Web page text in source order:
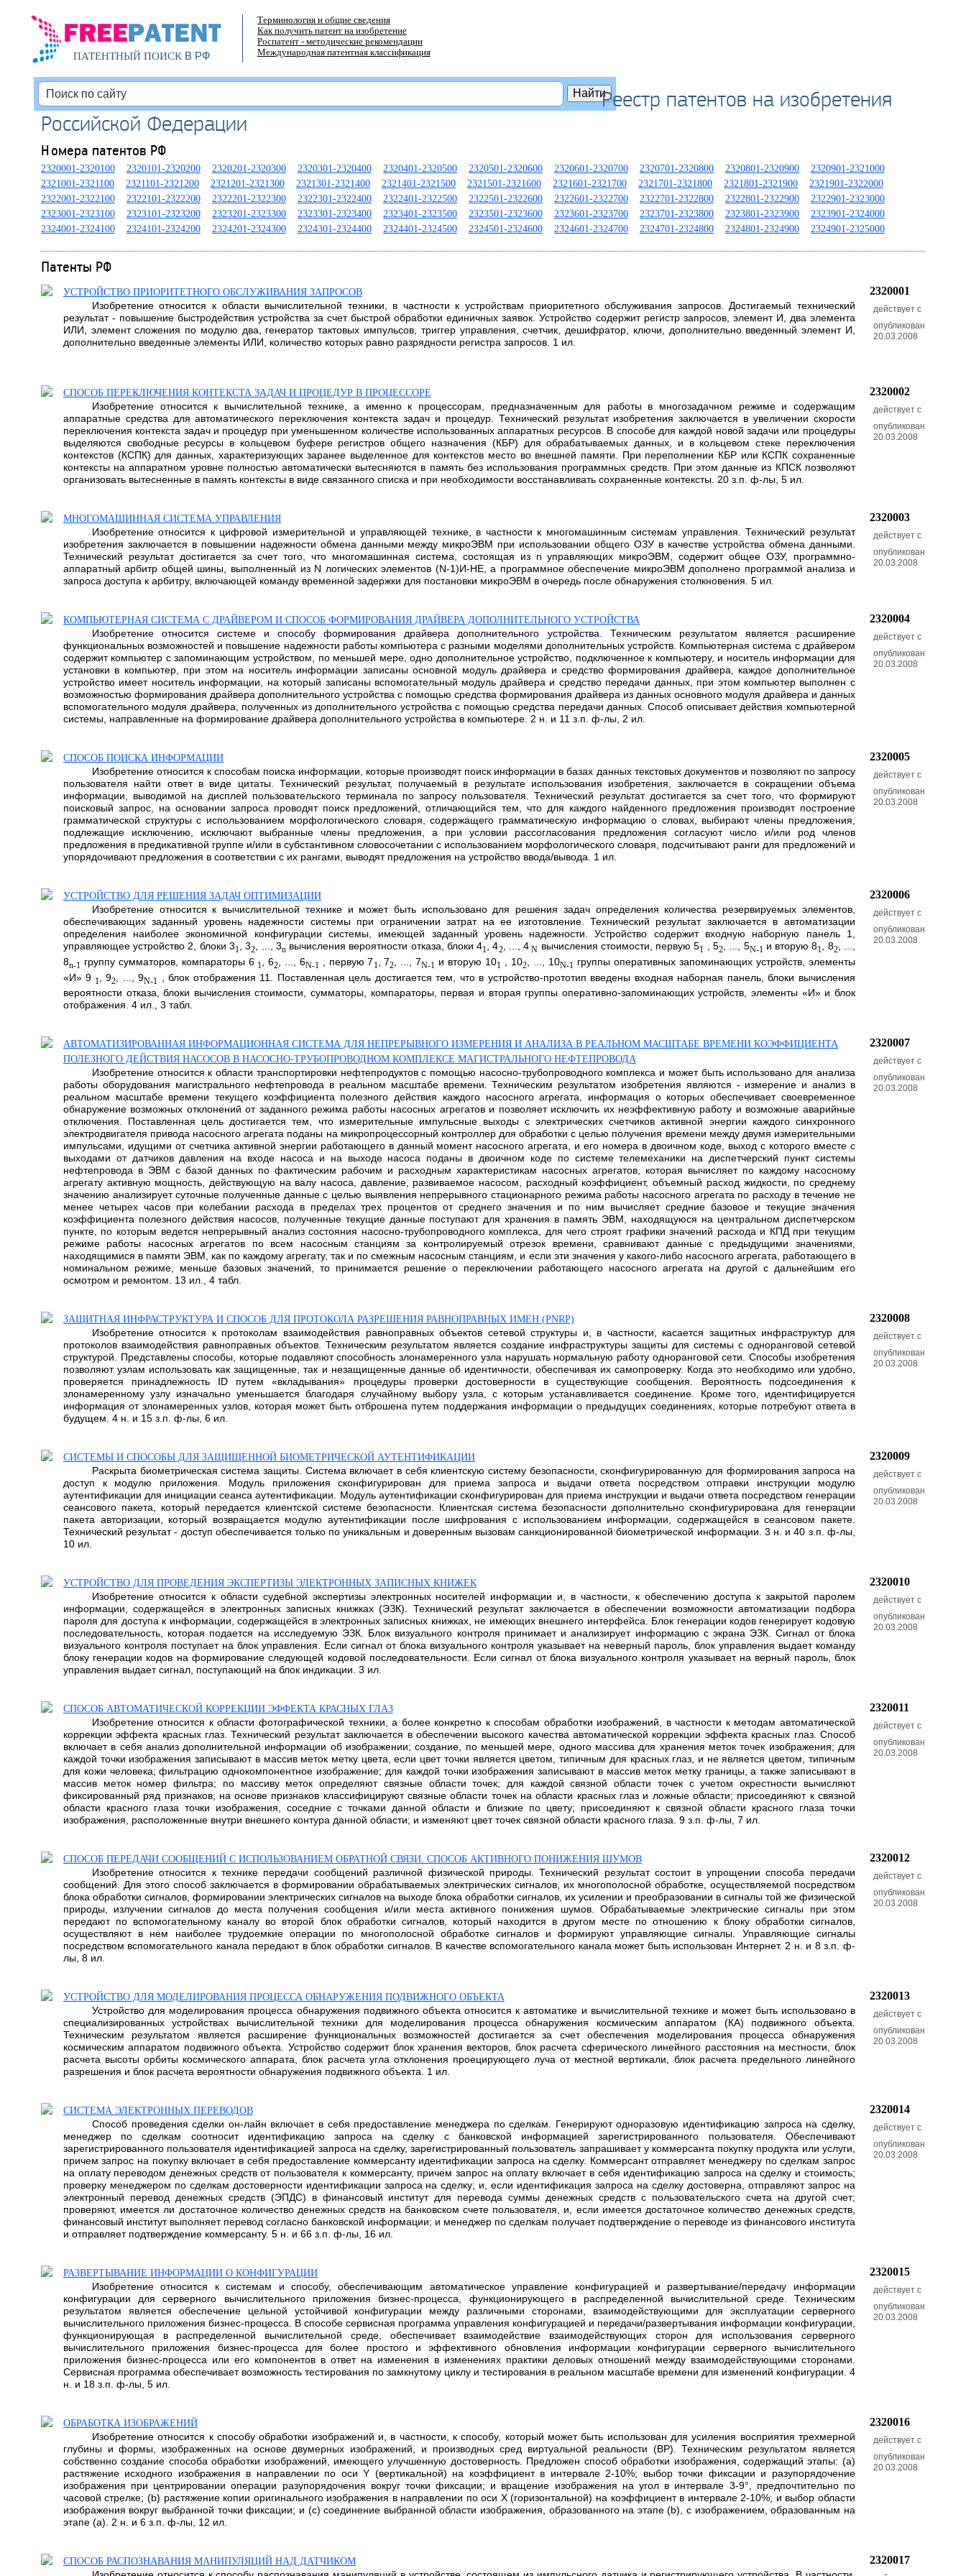
ПАТЕНТНЫЙ ПОИСКВ РФ
Терминология и общие сведения
Как получить патент на изобретение
Роспатент - методические рекомендации
Международная патентная классификация
Реестр патентов на изобретения
Российской Федерации
Номера патентов РФ
2320001-2320100 2320101-2320200 2320201-2320300 2320301-2320400 2320401-2320500 2320501-2320600 2320601-2320700 2320701-2320800 2320801-2320900
2320901-2321000
2321001-2321100
2321101-2321200 2321201-2321300 2321301-2321400 2321401-2321500 2321501-2321600 2321601-2321700 2321701-2321800 2321801-2321900
2321901-2322000
2322001-2322100
2322101-2322200 2322201-2322300 2322301-2322400 2322401-2322500 2322501-2322600 2322601-2322700 2322701-2322800 2322801-2322900
2322901-2323000
2323001-2323100
2323101-2323200 2323201-2323300 2323301-2323400 2323401-2323500 2323501-2323600 2323601-2323700 2323701-2323800 2323801-2323900
2323901-2324000
2324001-2324100
2324101-2324200 2324201-2324300 2324301-2324400 2324401-2324500 2324501-2324600 2324601-2324700 2324701-2324800 2324801-2324900 2324901-2325000
Патенты РФ
УСТРОЙСТВО ПРИОРИТЕТНОГО ОБСЛУЖИВАНИЯ ЗАПРОСОВ
Изобретение относится к области вычислительной техники, в частности к устройствам приоритетного обслуживания запросов. Достигаемый технический
результат - повышение быстродействия устройства за счет быстрой обработки единичных заявок. Устройство содержит регистр запросов, элемент И, два элемента
ИЛИ, элемент сложения по модулю два, генератор тактовых импульсов, триггер управления, счетчик, дешифратор, ключи, дополнительно введенный элемент И,
дополнительно введенные элементы ИЛИ, количество которых равно разрядности регистра запросов. 1 ил.
2320001
действует с
опубликован
20.03.2008
СПОСОБ ПЕРЕКЛЮЧЕНИЯ КОНТЕКСТА ЗАДАЧ И ПРОЦЕДУР В ПРОЦЕССОРЕ
Изобретение относится к вычислительной технике, а именно к процессорам, предназначенным для работы в многозадачном режиме и содержащим
аппаратные средства для автоматического переключения контекста задач и процедур. Технический результат изобретения заключается в увеличении скорости
переключения контекста задач и процедур при уменьшенном количестве использованных аппаратных ресурсов. В способе для каждой новой задачи или процедуры
выделяются свободные ресурсы в кольцевом буфере регистров общего назначения (КБР) для обрабатываемых данных, и в кольцевом стеке переключения
контекстов (КСПК) для данных, характеризующих заранее выделенное для контекстов место во внешней памяти. При переполнении КБР или КСПК сохраненные
контексты на аппаратном уровне полностью автоматически вытесняются в память без использования программных средств. При этом данные из КПСК позволяют
организовать вытесненные в память контексты в виде связанного списка и при необходимости восстанавливать сохраненные контексты. 20 з.п. ф-лы, 5 ил.
2320002
действует с
опубликован
20.03.2008
МНОГОМАШИННАЯ СИСТЕМА УПРАВЛЕНИЯ
Изобретение относится к цифровой измерительной и управляющей технике, в частности к многомашинным системам управления. Технический результат
изобретения заключается в повышении надежности обмена данными между микроЭВМ при использовании общего ОЗУ в качестве устройства обмена данными.
Технический результат достигается за счет того, что многомашинная система, состоящая из n управляющих микроЭВМ, содержит общее ОЗУ, программно-
аппаратный арбитр общей шины, выполненный из N логических элементов (N-1)И-HE, а программное обеспечение микроЭВМ дополнено программой анализа и
запроса доступа к арбитру, включающей команду временной задержки для постановки микроЭВМ в очередь после обнаружения столкновения. 5 ил.
2320003
действует с
опубликован
20.03.2008
КОМПЬЮТЕРНАЯ СИСТЕМА С ДРАЙВЕРОМ И СПОСОБ ФОРМИРОВАНИЯ ДРАЙВЕРА ДОПОЛНИТЕЛЬНОГО УСТРОЙСТВА
Изобретение относится системе и способу формирования драйвера дополнительного устройства. Техническим результатом является расширение
функциональных возможностей и повышение надежности работы компьютера с разными моделями дополнительных устройств. Компьютерная система с драйвером
содержит компьютер с запоминающим устройством, по меньшей мере, одно дополнительное устройство, подключенное к компьютеру, и носитель информации для
установки в компьютер, при этом на носитель информации записаны основной модуль драйвера и средство формирования драйвера, каждое дополнительное
устройство имеет носитель информации, на который записаны вспомогательный модуль драйвера и средство передачи данных, при этом компьютер выполнен с
возможностью формирования драйвера дополнительного устройства с помощью средства формирования драйвера из данных основного модуля драйвера и данных
вспомогательного модуля драйвера, полученных из дополнительного устройства с помощью средства передачи данных. Способ описывает действия компьютерной
системы, направленные на формирование драйвера дополнительного устройства в компьютере. 2 н. и 11 з.п. ф-лы, 2 ил.
2320004
действует с
опубликован
20.03.2008
СПОСОБ ПОИСКА ИНФОРМАЦИИ
Изобретение относится к способам поиска информации, которые производят поиск информации в базах данных текстовых документов и позволяют по запросу
пользователя найти ответ в виде цитаты. Технический результат, получаемый в результате использования изобретения, заключается в сокращении объема
информации, выводимой на дисплей пользовательского терминала по запросу пользователя. Технический результат достигается за счет того, что формируют
поисковый запрос, на основании запроса проводят поиск предложений, отличающийся тем, что для каждого найденного предложения производят построение
грамматической структуры с использованием морфологического словаря, содержащего грамматическую информацию о словах, выбирают члены предложения,
подлежащие исключению, исключают выбранные члены предложения, а при условии рассогласования предложения согласуют число и/или род членов
предложения в предикативной группе и/или в субстантивном словосочетании с использованием морфологического словаря, подсчитывают ранги для предложений и
упорядочивают предложения в соответствии с их рангами, выводят предложения на устройство ввода/вывода. 1 ил.
2320005
действует с
опубликован
20.03.2008
УСТРОЙСТВО ДЛЯ РЕШЕНИЯ ЗАДАЧ ОПТИМИЗАЦИИ
Изобретение относится к вычислительной технике и может быть использовано для решения задач определения количества резервируемых элементов,
обеспечивающих заданный уровень надежности системы при ограничении затрат на ее изготовление. Технический результат заключается в автоматизации
определения наиболее экономичной конфигурации системы, имеющей заданный уровень надежности. Устройство содержит входную наборную панель 1,
управляющее устройство 2, блоки 31 , 32 , ..., 3n вычисления вероятности отказа, блоки 41 , 42, ..., 4 N вычисления стоимости, первую 51 , 52 , ..., 5N-1 и вторую 81 , 82, ...,
8n-1 группу сумматоров, компараторы 61 , 62, ..., 6N-1 , первую 7 1 , 72 , ..., 7N-1 и вторую 101 , 102 , ..., 10N-1
группы оперативных запоминающих устройств, элементы
«И» 9 1 , 92 , ..., 9N-1
, блок отображения 11. Поставленная цель достигается тем, что в устройство-прототип введены входная наборная панель, блоки вычисления
вероятности отказа, блоки вычисления стоимости, сумматоры, компараторы, первая и вторая группы оперативно-запоминающих устройств, элементы «И» и блок
отображения. 4 ил., 3 табл.
2320006
действует с
опубликован
20.03.2008
АВТОМАТИЗИРОВАННАЯ ИНФОРМАЦИОННАЯ СИСТЕМА ДЛЯ НЕПРЕРЫВНОГО ИЗМЕРЕНИЯ И АНАЛИЗА В РЕАЛЬНОМ МАСШТАБЕ ВРЕМЕНИ КОЭФФИЦИЕНТА
ПОЛЕЗНОГО ДЕЙСТВИЯ НАСОСОВ В НАСОСНО-ТРУБОПРОВОДНОМ КОМПЛЕКСЕ МАГИСТРАЛЬНОГО НЕФТЕПРОВОДА
Изобретение относится к области транспортировки нефтепродуктов с помощью насосно-трубопроводного комплекса и может быть использовано для анализа
работы оборудования магистрального нефтепровода в реальном масштабе времени. Техническим результатом изобретения являются - измерение и анализ в
реальном масштабе времени текущего коэффициента полезного действия каждого насосного агрегата, информация о которых обеспечивает своевременное
обнаружение возможных отклонений от заданного режима работы насосных агрегатов и позволяет исключить их неэффективную работу и возможные аварийные
отключения. Поставленная цель достигается тем, что измерительные импульсные выходы с электрических счетчиков активной энергии каждого синхронного
электродвигателя привода насосного агрегата поданы на микропроцессорный контроллер для обработки с целью получения времени между двумя измерительными
импульсами, идущими от счетчика активной энергии работающего в данный момент насосного агрегата, и его номера в двоичном коде, выход с которого вместе с
выходами от датчиков давления на входе насоса и на выходе насоса поданы в двоичном коде по системе телемеханики на диспетчерский пункт системы
нефтепровода в ЭВМ с базой данных по фактическим рабочим и расходным характеристикам насосных агрегатов, которая вычисляет по каждому насосному
агрегату активную мощность, действующую на валу насоса, давление, развиваемое насосом, расходный коэффициент, объемный расход жидкости, по среднему
значению анализирует суточные полученные данные с целью выявления непрерывного стационарного режима работы насосного агрегата по расходу в течение не
менее четырех часов при колебании расхода в пределах трех процентов от среднего значения и по ним вычисляет средние базовое и текущие значения
коэффициента полезного действия насосов, полученные текущие данные поступают для хранения в память ЭВМ, находящуюся на центральном диспетчерском
пункте, по которым ведется непрерывный анализ состояния насосно-трубопроводного комплекса, для чего строят графики значений расхода и КПД при текущим
режиме работы насосных агрегатов по всем насосным станциям за контролируемый отрезок времени, сравнивают данные с предыдущими значениями,
находящимися в памяти ЭВМ, как по каждому агрегату, так и по смежным насосным станциям, и если эти значения у какого-либо насосного агрегата, работающего в
номинальном режиме, меньше базовых значений, то принимается решение о переключении работающего насосного агрегата на другой с дальнейшим его
осмотром и ремонтом. 13 ил., 4 табл.
2320007
действует с
опубликован
20.03.2008
ЗАЩИТНАЯ ИНФРАСТРУКТУРА И СПОСОБ ДЛЯ ПРОТОКОЛА РАЗРЕШЕНИЯ РАВНОПРАВНЫХ ИМЕН (PNRP)
Изобретение относится к протоколам взаимодействия равноправных объектов сетевой структуры и, в частности, касается защитных инфраструктур для
протоколов взаимодействия равноправных объектов. Техническим результатом является создание инфраструктуры защиты для системы с одноранговой сетевой
структурой. Представлены способы, которые подавляют способность злонамеренного узла нарушать нормальную работу одноранговой сети. Способы изобретения
позволяют узлам использовать как защищенные, так и незащищенные данные об идентичности, обеспечивая их самопроверку. Когда это необходимо или удобно,
проверяется принадлежность ID путем «вкладывания» процедуры проверки достоверности в существующие сообщения. Вероятность подсоединения к
злонамеренному узлу изначально уменьшается благодаря случайному выбору узла, с которым устанавливается соединение. Кроме того, идентифицируется
информация от злонамеренных узлов, которая может быть отброшена путем поддержания информации о предыдущих соединениях, которые потребуют ответа в
будущем. 4 н. и 15 з.п. ф-лы, 6 ил.
2320008
действует с
опубликован
20.03.2008
СИСТЕМЫ И СПОСОБЫ ДЛЯ ЗАЩИЩЕННОЙ БИОМЕТРИЧЕСКОЙ АУТЕНТИФИКАЦИИ
Раскрыта биометрическая система защиты. Система включает в себя клиентскую систему безопасности, сконфигурированную для формирования запроса на
доступ к модулю приложения. Модуль приложения сконфигурирован для приема запроса и выдачи ответа посредством отправки инструкции модулю
аутентификации для инициации сеанса аутентификации. Модуль аутентификации сконфигурирован для приема инструкции и выдачи ответа посредством генерации
сеансового пакета, который передается клиентской системе безопасности. Клиентская система безопасности дополнительно сконфигурирована для генерации
пакета авторизации, который возвращается модулю аутентификации после шифрования с использованием информации, содержащейся в сеансовом пакете.
Технический результат - доступ обеспечивается только по уникальным и доверенным вызовам санкционированной биометрической информации. 3 н. и 40 з.п. ф-лы,
10 ил.
2320009
действует с
опубликован
20.03.2008
УСТРОЙСТВО ДЛЯ ПРОВЕДЕНИЯ ЭКСПЕРТИЗЫ ЭЛЕКТРОННЫХ ЗАПИСНЫХ КНИЖЕК
Изобретение относится к области судебной экспертизы электронных носителей информации и, в частности, к обеспечению доступа к закрытой паролем
информации, содержащейся в электронных записных книжках (ЭЗК). Технический результат заключается в обеспечении возможности автоматизации подбора
пароля для доступа к информации, содержащейся в электронных записных книжках, не имеющих внешнего интерфейса. Блок генерации кодов генерирует кодовую
последовательность, которая подается на исследуемую ЭЗК. Блок визуального контроля принимает и анализирует информацию с экрана ЭЗК. Сигнал от блока
визуального контроля поступает на блок управления. Если сигнал от блока визуального контроля указывает на неверный пароль, блок управления выдает команду
блоку генерации кодов на формирование следующей кодовой последовательности. Если сигнал от блока визуального контроля указывает на верный пароль, блок
управления выдает сигнал, поступающий на блок индикации. 3 ил.
2320010
действует с
опубликован
20.03.2008
СПОСОБ АВТОМАТИЧЕСКОЙ КОРРЕКЦИИ ЭФФЕКТА КРАСНЫХ ГЛАЗ
Изобретение относится к области фотографической техники, а более конкретно к способам обработки изображений, в частности к методам автоматической
коррекции эффекта красных глаз. Технический результат заключается в обеспечении высокого качества автоматической коррекции эффекта красных глаз. Способ
включает в себя анализ дополнительной информации об изображении; создание, по меньшей мере, одного массива для хранения меток точек изображения; для
каждой точки изображения записывают в массив меток метку цвета, если цвет точки является цветом, типичным для красных глаз, и не является цветом, типичным
для кожи человека; фильтрацию однокомпонентное изображение; для каждой точки изображения записывают в массив меток метку границы, а также записывают в
массив меток номер фильтра; по массиву меток определяют связные области точек; для каждой связной области точек с учетом окрестности вычисляют
фиксированный ряд признаков; на основе признаков классифицируют связные области точек на области красных глаз и ложные области; присоединяют к связной
области красного глаза точки изображения, соседние с точками данной области и близкие по цвету; присоединяют к связной области красного глаза точки
изображения, расположенные внутри внешнего контура данной области; и изменяют цвет точек связной области красного глаза. 9 з.п. ф-лы, 7 ил.
2320011
действует с
опубликован
20.03.2008
СПОСОБ ПЕРЕДАЧИ СООБЩЕНИЙ С ИСПОЛЬЗОВАНИЕМ ОБРАТНОЙ СВЯЗИ. СПОСОБ АКТИВНОГО ПОНИЖЕНИЯ ШУМОВ
Изобретение относится к технике передачи сообщений различной физической природы. Технический результат состоит в упрощении способа передачи
сообщений. Для этого способ заключается в формировании обрабатываемых электрических сигналов, их многополосной обработке, осуществляемой посредством
блока обработки сигналов, формировании электрических сигналов на выходе блока обработки сигналов, их усилении и преобразовании в сигналы той же физической
природы, излучении сигналов до места получения сообщения и/или места активного понижения шумов. Обрабатываемые электрические сигналы при этом
передают по вспомогательному каналу во второй блок обработки сигналов, который находится в другом месте по отношению к блоку обработки сигналов,
осуществляют в нем наиболее трудоемкие операции по многополосной обработке сигналов и формируют управляющие сигналы. Управляющие сигналы
посредством вспомогательного канала передают в блок обработки сигналов. В качестве вспомогательного канала может быть использован Интернет. 2 н. и 8 з.п. ф-
лы, 8 ил.
2320012
действует с
опубликован
20.03.2008
УСТРОЙСТВО ДЛЯ МОДЕЛИРОВАНИЯ ПРОЦЕССА ОБНАРУЖЕНИЯ ПОДВИЖНОГО ОБЪЕКТА
Устройство для моделирования процесса обнаружения подвижного объекта относится к автоматике и вычислительной технике и может быть использовано в
специализированных устройствах вычислительной техники для моделирования процесса обнаружения космическим аппаратом (КА) подвижного объекта.
Техническим результатом является расширение функциональных возможностей достигается за счет обеспечения моделирования процесса обнаружения
космическим аппаратом подвижного объекта. Устройство содержит блок хранения векторов, блок расчета сферического линейного расстояния на местности, блок
расчета высоты орбиты космического аппарата, блок расчета угла отклонения проецирующего луча от местной вертикали, блок расчета предельного линейного
разрешения и блок расчета вероятности обнаружения подвижного объекта. 1 ил.
2320013
действует с
опубликован
20.03.2008
СИСТЕМА ЭЛЕКТРОННЫХ ПЕРЕВОДОВ
Способ проведения сделки он-лайн включает в себя предоставление менеджера по сделкам. Генерируют одноразовую идентификацию запроса на сделку,
менеджер по сделкам соотносит идентификацию запроса на сделку с банковской информацией зарегистрированного пользователя. Обеспечивают
зарегистрированного пользователя идентификацией запроса на сделку, зарегистрированный пользователь запрашивает у коммерсанта покупку продукта или услуги,
причем запрос на покупку включает в себя предоставление коммерсанту идентификации запроса на сделку. Коммерсант отправляет менеджеру по сделкам запрос
на оплату переводом денежных средств от пользователя к коммерсанту, причем запрос на оплату включает в себя идентификацию запроса на сделку и стоимость;
проверку менеджером по сделкам достоверности идентификации запроса на сделку; и, если идентификация запроса на сделку достоверна, отправляют запрос на
электронный перевод денежных средств (ЭПДС) в финансовый институт для перевода суммы денежных средств с пользовательского счета на другой счет;
проверяют, имеется ли достаточное количество денежных средств на банковском счете пользователя, и, если имеется достаточное количество денежных средств,
финансовый институт выполняет перевод согласно банковской информации; и менеджер по сделкам получает подтверждение о переводе из финансового института
и отправляет подтверждение коммерсанту. 5 н. и 66 з.п. ф-лы, 16 ил.
2320014
действует с
опубликован
20.03.2008
РАЗВЕРТЫВАНИЕ ИНФОРМАЦИИ О КОНФИГУРАЦИИ
Изобретение относится к системам и способу, обеспечивающим автоматическое управление конфигурацией и развертывание/передачу информации
конфигурации для серверного вычислительного приложения бизнес-процесса, функционирующего в распределенной вычислительной среде. Техническим
результатом является обеспечение цельной устойчивой конфигурации между различными сторонами, взаимодействующими для эксплуатации серверного
вычислительного приложения бизнес-процесса. В способе сервисная программа управления конфигурацией и передачи/развертывания информации конфигурации,
функционирующая в распределенной вычислительной среде, обеспечивает взаимодействие взаимодействующих сторон для использования серверного
вычислительного приложения бизнес-процесса для более простого и эффективного обновления информации конфигурации серверного вычислительного
приложения бизнес-процесса или его компонентов в ответ на изменения в изменениях практики деловых отношений между взаимодействующими сторонами.
Сервисная программа обеспечивает возможность тестирования по замкнутому циклу и тестирования в реальном масштабе времени для изменений конфигурации. 4
н. и 18 з.п. ф-лы, 5 ил.
2320015
действует с
опубликован
20.03.2008
ОБРАБОТКА ИЗОБРАЖЕНИЙ
Изобретение относится к способу обработки изображений и, в частности, к способу, который может быть использован для усиления восприятия трехмерной
глубины и формы, изображенных на основе двумерных изображений, и производных сред виртуальной реальности (ВР). Техническим результатом является
собственно создание способа обработки изображений, имеющего улучшенную достоверность. Предложен способ обработки изображения, содержащий этапы: (а)
растяжение исходного изображения в направлении по оси Y (вертикальной) на коэффициент в интервале 2-10%; выбор точки фиксации и разупорядочение
изображения при центрировании операции разупорядочения вокруг точки фиксации; и вращение изображения на угол в интервале 3-9°, предпочтительно по
часовой стрелке; (b) растяжение копии оригинального изображения в направлении по оси Х (горизонтальной) на коэффициент в интервале 2-10%; и выбор области
изображения вокруг выбранной точки фиксации; и (с) соединение выбранной области изображения, образованного на этапе (b), с изображением, образованным на
этапе (а). 2 н. и 6 з.п. ф-лы, 12 ил.
2320016
действует с
опубликован
20.03.2008
СПОСОБ РАСПОЗНАВАНИЯ МАНИПУЛЯЦИЙ НАД ДАТЧИКОМ 2320017